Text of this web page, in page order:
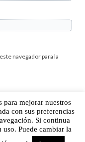
navegador para la
|Contacto
para mejorar nuestros
con sus preferencias
Si continua
uso. Puede cambiar la